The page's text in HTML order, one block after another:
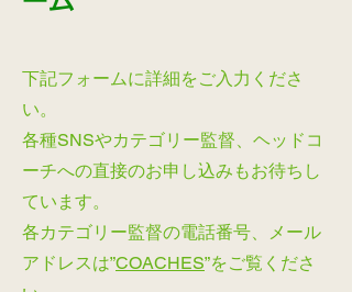
下記フォームに詳細をご入力くださ
い。
​各種SNSやカテゴリー監督、ヘッドコ
ーチへの直接のお申し込みもお待ちし
ています。
各カテゴリー監督の電話番号、メール
アドレスは”COACHES”をご覧くださ